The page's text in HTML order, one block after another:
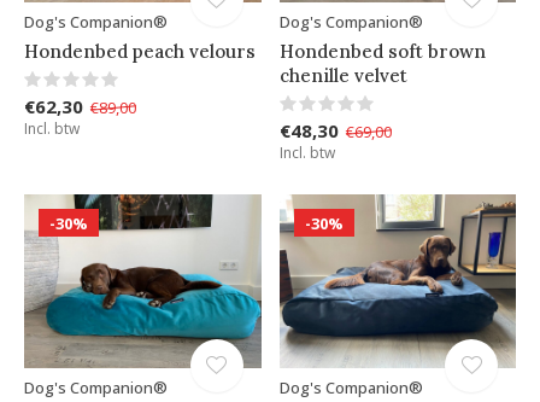
Dog's Companion®
Hondenbed peach velours
€62,30 €89,00
Incl. btw
Dog's Companion®
Hondenbed soft brown
chenille velvet
€48,30 €69,00
Incl. btw
-30%
Dog's Companion®
-30%
Dog's Companion®